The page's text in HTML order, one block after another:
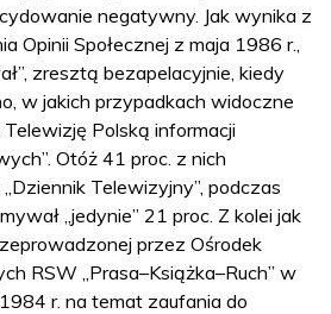
negatywny. Jak wynika z
Opinii Społecznej z maja 1986 r.,
zresztą bezapelacyjnie, kiedy
w jakich przypadkach widoczne
Polską informacji
Otóż 41 proc. z nich
Telewizyjny”, podczas
„jedynie” 21 proc. Z kolei jak
przez Ośrodek
RSW „Prasa–Książka–Ruch” w
r. na temat zaufania do